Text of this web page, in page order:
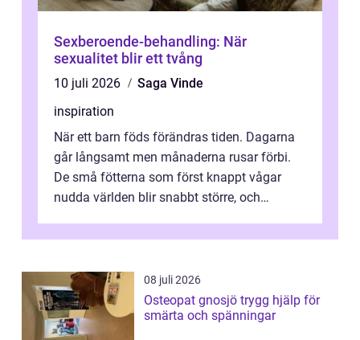
Sexberoende-behandling: När
sexualitet blir ett tvång
10 juli 2026
Saga Vinde
inspiration
När ett barn föds förändras tiden. Dagarna
går långsamt men månaderna rusar förbi.
De små fötterna som först knappt vågar
nudda världen blir snabbt större, och
08 juli 2026
Osteopat gnosjö trygg hjälp för
smärta och spänningar